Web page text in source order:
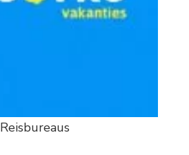
Reisbureaus